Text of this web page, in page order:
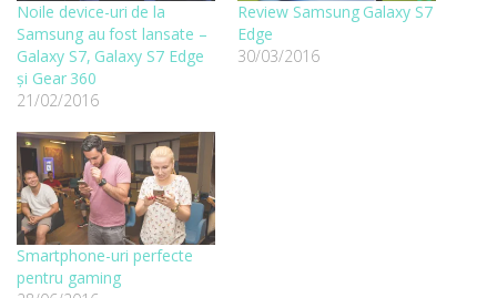
Noile device-uri de la
Samsung au fost lansate –
Galaxy S7, Galaxy S7 Edge
și Gear 360
21/02/2016
Review Samsung Galaxy S7
Edge
30/03/2016
Smartphone-uri perfecte
pentru gaming